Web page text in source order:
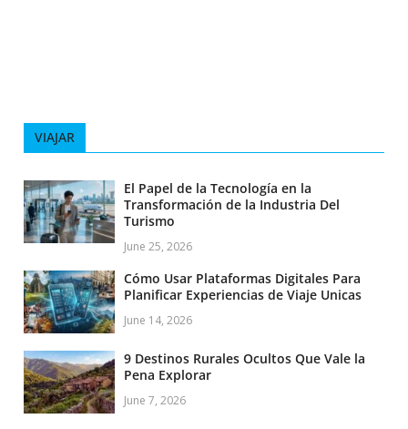
VIAJAR
El Papel de la Tecnología en la
Transformación de la Industria Del
Turismo
June 25, 2026
Cómo Usar Plataformas Digitales Para
Planificar Experiencias de Viaje Unicas
June 14, 2026
9 Destinos Rurales Ocultos Que Vale la
Pena Explorar
June 7, 2026